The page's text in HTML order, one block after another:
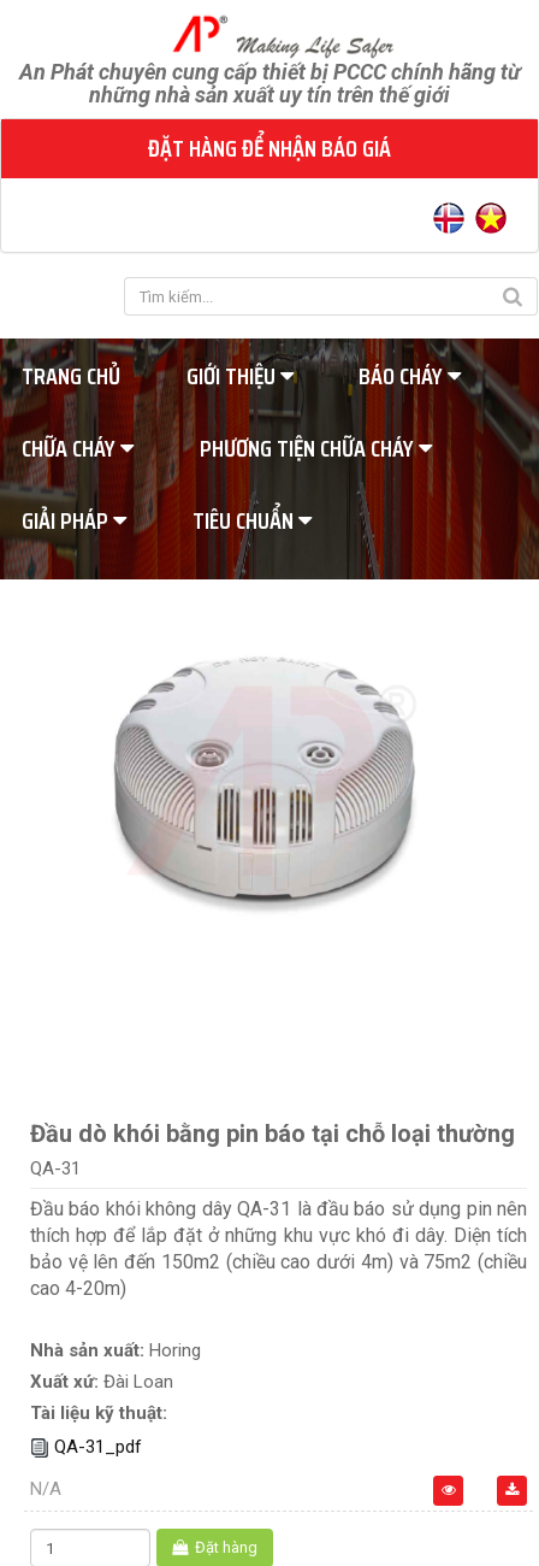
An Phát chuyên cung cấp thiết bị PCCC chính hãng từ
những nhà sản xuất uy tín trên thế giới
ĐẶT HÀNG ĐỂ NHẬN BÁO GIÁ
TRANG CHỦ GIỚI THIỆU
BÁO CHÁY
CHỮA CHÁY
PHƯƠNG TIỆN CHỮA CHÁY
GIẢI PHÁP
TIÊU CHUẨN
Đầu dò khói bằng pin báo tại chỗ loại thường
QA-31
Đầu báo khói không dây QA-31 là đầu báo sử dụng pin nên
thích hợp để lắp đặt ở những khu vực khó đi dây. Diện tích
bảo vệ lên đến 150m2 (chiều cao dưới 4m) và 75m2 (chiều
cao 4-20m)
Nhà sản xuất: Horing
Xuất xứ: Đài Loan
Tài liệu kỹ thuật:
QA-31_pdf
N/A
Đặt hàng